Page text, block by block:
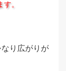
。
り広がりが